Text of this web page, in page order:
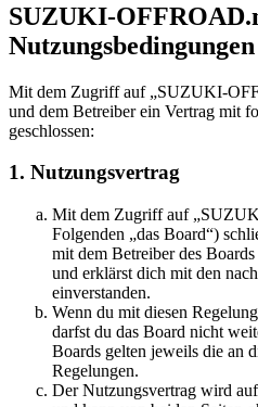
SUZUKI-
Nutzungsbedingungen
Mit dem Zugriff auf „SUZUKI-
und dem Betreiber ein Vertrag mit
geschlossen:
1. Nutzungsvertrag
Mit dem Zugriff auf
Folgenden „das Board“)
mit dem Betreiber des
und erklärst dich mit den
einverstanden.
Wenn du mit diesen
darfst du das Board nicht
Boards gelten jeweils die an
Regelungen.
Der Nutzungsvertrag wird